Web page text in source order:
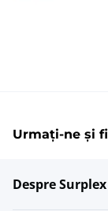
Urmați-ne și
Despre Surplex